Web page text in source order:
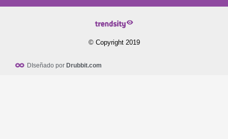
© Copyright 2019
DIseñado por Drubbit.com